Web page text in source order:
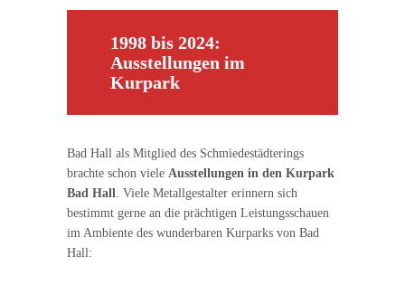
1998 bis 2024:
Ausstellungen im
Kurpark
Bad Hall als Mitglied des Schmiedestädterings
brachte schon viele Ausstellungen in den Kurpark
Bad Hall. Viele Metallgestalter erinnern sich
bestimmt gerne an die prächtigen Leistungsschauen
im Ambiente des wunderbaren Kurparks von Bad
Hall: